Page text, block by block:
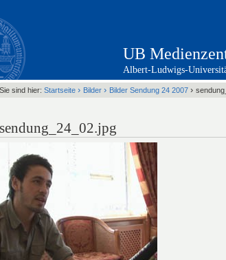
UB
Albert-Ludwigs-
Sie sind hier: Startseite › Bilder › Bilder Sendung 24 2007 ›
sendung_24_02.jpg